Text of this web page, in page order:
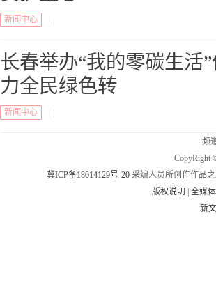
新闻中心
长春举办“我的零碳生活
力全民绿色转
新闻中心
频
CopyRight
冀ICP备18014129号-20 采编人员所创作作品
版权说明
|全媒
新